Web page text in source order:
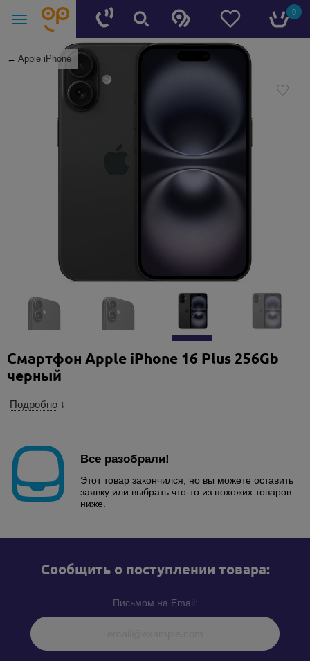
0
← Apple iPhone
Смартфон Apple iPhone 16 Plus 256Gb
черный
Подробно ↓
Все разобрали!
Этот товар закончился, но вы можете оставить
заявку или выбрать что-то из похожих товаров
ниже.
Cообщить о поступлении товара:
Письмом на Email: